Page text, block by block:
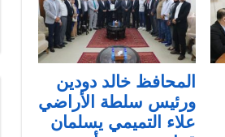
المحافظ خالد دودين
ورئيس سلطة الأراضي
علاء التميمي يسلمان